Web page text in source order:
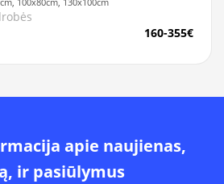
160-355€
apie naujienas,
ir pasiūlymus